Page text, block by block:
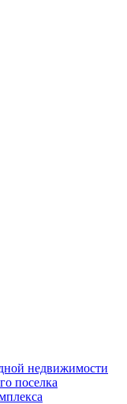
недвижимости
поселка